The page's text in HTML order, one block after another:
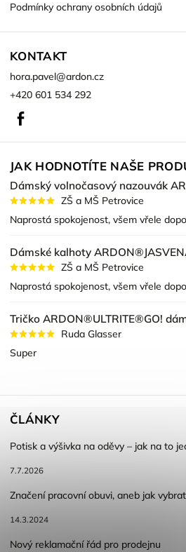
Podmínky ochrany osobních údajů
KONTAKT
hora.pavel@ardon.cz
+420 601 534 292
JAK HODNOTÍTE NAŠE
Dámský volnočasový nazouvák
ZŠ a MŠ Petrovice
Naprostá spokojenost, všem vřele
Dámské kalhoty
ZŠ a MŠ Petrovice
Naprostá spokojenost, všem vřele
Tričko ARDON®ULTRITE®GO!
Ruda Glasser
Super
ČLÁNKY
Potisk a výšivka na oděvy – jak na to
7.7.2026
Značení pracovní obuvi, aneb jak
14.3.2024
Nový reklamační řád pro prodejnu